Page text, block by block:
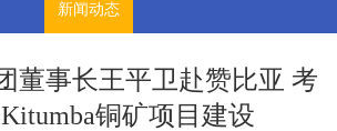
新闻动态
董事长王平卫赴赞比亚 考
铜矿项目建设